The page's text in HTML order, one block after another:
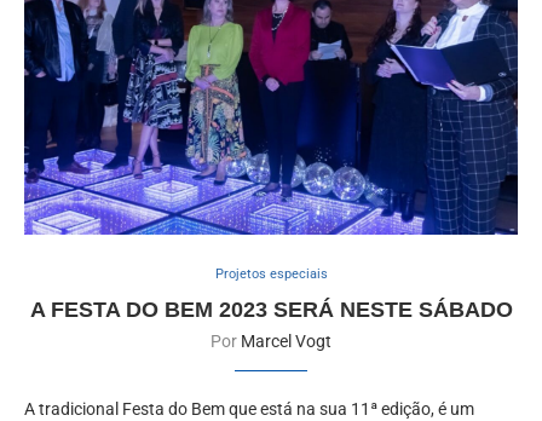
Projetos especiais
A FESTA DO BEM 2023 SERÁ NESTE SÁBADO
Por Marcel Vogt
A tradicional Festa do Bem que está na sua 11ª edição, é um